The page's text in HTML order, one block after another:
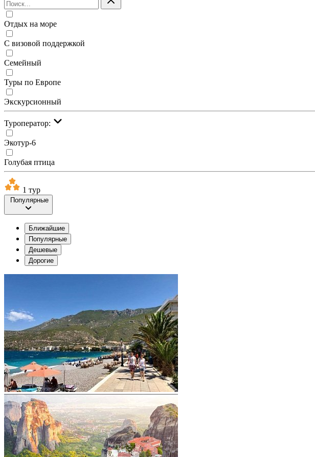
Отдых на море
С визовой поддержкой
Семейный
Туры по Европе
Экскурсионный
Туроператор:
Экотур-6
Голубая птица
1 тур
Популярные
Ближайшие
Популярные
Дешевые
Дорогие